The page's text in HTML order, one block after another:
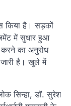
किया है। सड़कों
में सुधार हुआ
करने का अनुरोध
है। खुले में
सिन्हा, डॉ. सुरेश